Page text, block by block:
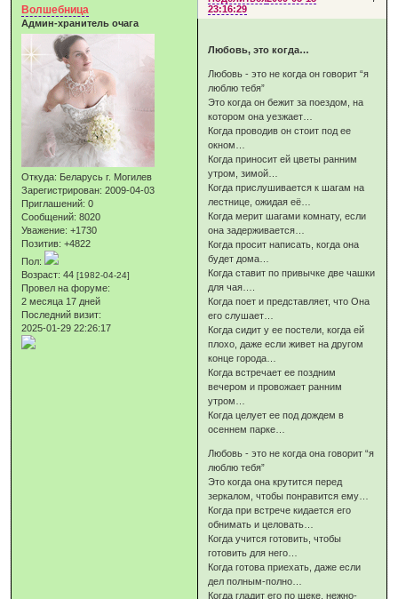
23:16:29
Волшебница
Админ-хранитель очага
Откуда: Беларусь г. Могилев
Зарегистрирован: 2009-04-03
Приглашений: 0
Сообщений: 8020
Уважение: +1730
Позитив: +4822
Пол:
Возраст: 44[1982-04-24]
Провел на форуме:
2 месяца 17 дней
Последний визит:
2025-01-29 22:26:17
Любовь, это когда…
Любовь - это не когда он говорит “я
люблю тебя”
Это когда он бежит за поездом, на
котором она уезжает…
Когда проводив он стоит под ее
окном…
Когда приносит ей цветы ранним
утром, зимой…
Когда прислушивается к шагам на
лестнице, ожидая её…
Когда мерит шагами комнату, если
она задерживается…
Когда просит написать, когда она
будет дома…
Когда ставит по привычке две чашки
для чая….
Когда поет и представляет, что Она
его слушает…
Когда сидит у ее постели, когда ей
плохо, даже если живет на другом
конце города…
Когда встречает ее поздним
вечером и провожает ранним
утром…
Когда целует ее под дождем в
осеннем парке…
Любовь - это не когда она говорит “я
люблю тебя”
Это когда она крутится перед
зеркалом, чтобы понравится ему…
Когда при встрече кидается его
обнимать и целовать…
Когда учится готовить, чтобы
готовить для него…
Когда готова приехать, даже если
дел полным-полно…
Когда гладит его по щеке, нежно-